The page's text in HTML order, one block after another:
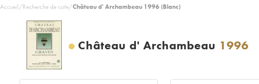
Accueil/Recherche de cote/Château d' Archambeau 1996 (Blanc)
Château d' Archambeau 1996